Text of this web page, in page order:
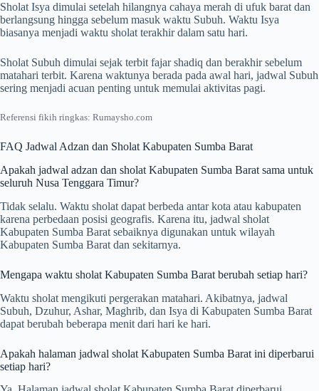
Sholat Isya dimulai setelah hilangnya cahaya merah di ufuk barat dan
berlangsung hingga sebelum masuk waktu Subuh. Waktu Isya
biasanya menjadi waktu sholat terakhir dalam satu hari.
Sholat Subuh dimulai sejak terbit fajar shadiq dan berakhir sebelum
matahari terbit. Karena waktunya berada pada awal hari, jadwal Subuh
sering menjadi acuan penting untuk memulai aktivitas pagi.
Referensi fikih ringkas: Rumaysho.com
FAQ Jadwal Adzan dan Sholat Kabupaten Sumba Barat
Apakah jadwal adzan dan sholat Kabupaten Sumba Barat sama untuk
seluruh Nusa Tenggara Timur?
Tidak selalu. Waktu sholat dapat berbeda antar kota atau kabupaten
karena perbedaan posisi geografis. Karena itu, jadwal sholat
Kabupaten Sumba Barat sebaiknya digunakan untuk wilayah
Kabupaten Sumba Barat dan sekitarnya.
Mengapa waktu sholat Kabupaten Sumba Barat berubah setiap hari?
Waktu sholat mengikuti pergerakan matahari. Akibatnya, jadwal
Subuh, Dzuhur, Ashar, Maghrib, dan Isya di Kabupaten Sumba Barat
dapat berubah beberapa menit dari hari ke hari.
Apakah halaman jadwal sholat Kabupaten Sumba Barat ini diperbarui
setiap hari?